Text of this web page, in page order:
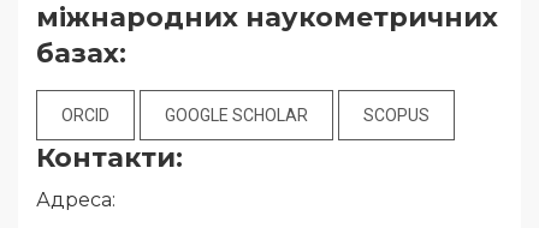
міжнародних наукометричних
базах:
ORCID GOOGLE SCHOLAR SCOPUS
Контакти:
Адреса: